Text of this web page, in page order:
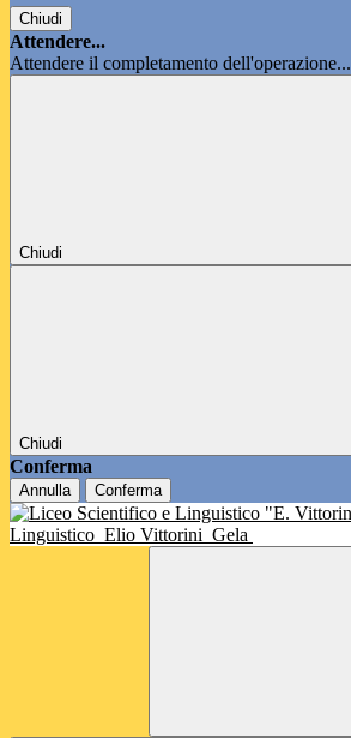
Chiudi
Attendere...
Attendere il completamento dell'operazione...
Chiudi
Chiudi
Conferma
Annulla Conferma
Linguistico Elio Vittorini Gela